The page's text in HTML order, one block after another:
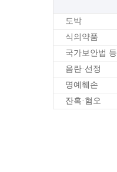
도박
식의약품
국가보안법 등
음란·선정
명예훼손
잔혹·혐오